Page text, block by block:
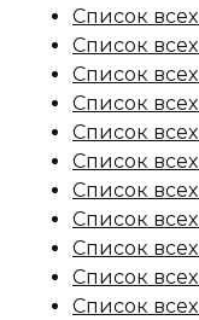
Список
Список
Список
Список
Список
Список
Список
Список
Список
Список
Список